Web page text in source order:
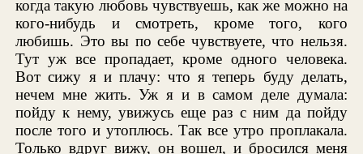
когда такую любовь чувствуешь, как же можно на
кого-нибудь и смотреть, кроме того, кого
любишь. Это вы по себе чувствуете, что нельзя.
Тут уж все пропадает, кроме одного человека.
Вот сижу я и плачу: что я теперь буду делать,
нечем мне жить. Уж я и в самом деле думала:
пойду к нему, увижусь еще раз с ним да пойду
после того и утоплюсь. Так все утро проплакала.
Только вдруг вижу, он вошел, и бросился меня